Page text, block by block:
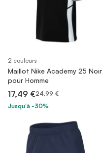
2 couleurs
Maillot Nike Academy 25 Noir
pour Homme
17,49 €24,99 €
Jusqu'à -30%